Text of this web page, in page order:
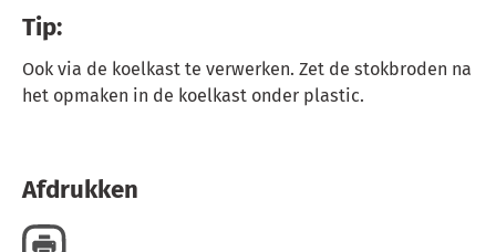
Tip:
Ook via de koelkast te verwerken. Zet de stokbroden na
het opmaken in de koelkast onder plastic.
Afdrukken